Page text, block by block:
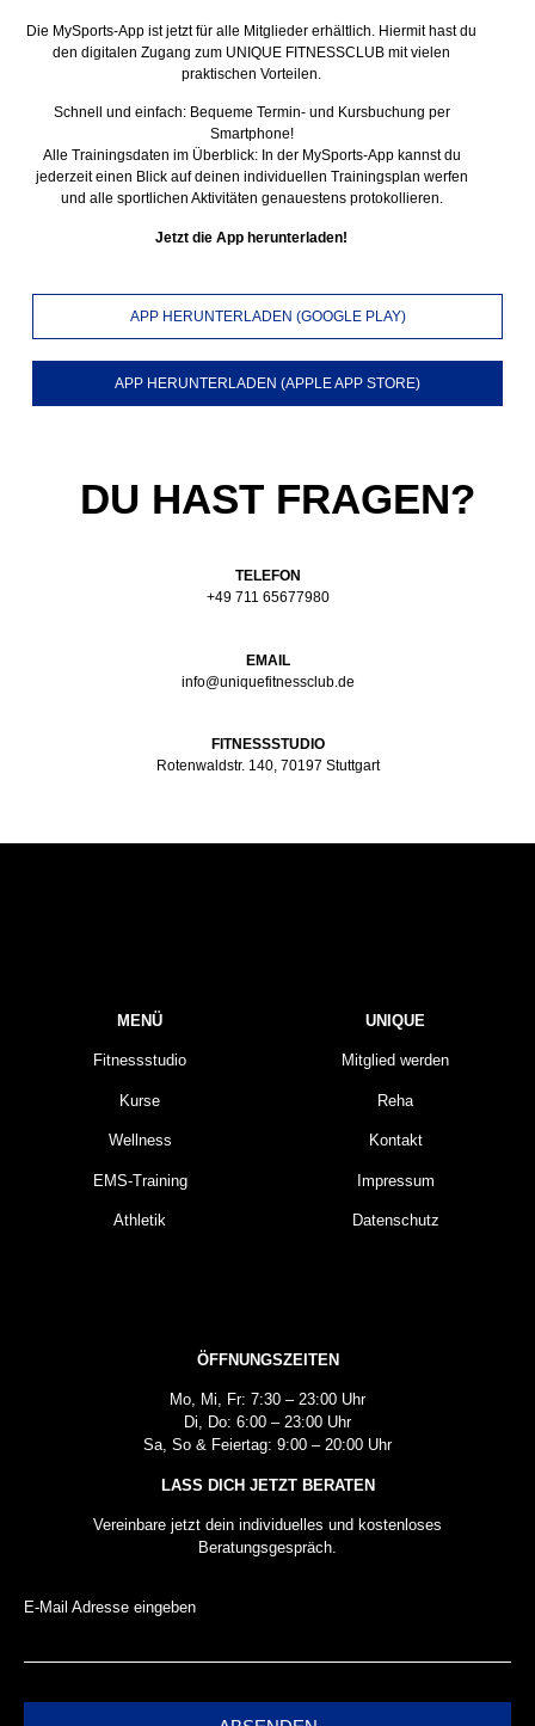
Die MySports-App ist jetzt für alle Mitglieder erhältlich. Hiermit hast du
den digitalen Zugang zum UNIQUE FITNESSCLUB mit vielen
praktischen Vorteilen.
Schnell und einfach: Bequeme Termin- und Kursbuchung per
Smartphone!
Alle Trainingsdaten im Überblick: In der MySports-App kannst du
jederzeit einen Blick auf deinen individuellen Trainingsplan werfen
und alle sportlichen Aktivitäten genauestens protokollieren.
Jetzt die App herunterladen!
APP HERUNTERLADEN (GOOGLE PLAY)
APP HERUNTERLADEN (APPLE APP STORE)
DU HAST FRAGEN?
TELEFON
+49 711 65677980
EMAIL
info@uniquefitnessclub.de
FITNESSSTUDIO
Rotenwaldstr. 140, 70197 Stuttgart
MENÜ
Fitnessstudio
Kurse
Wellness
EMS-Training
Athletik
UNIQUE
Mitglied werden
Reha
Kontakt
Impressum
Datenschutz
ÖFFNUNGSZEITEN
Mo, Mi, Fr: 7:30 – 23:00 Uhr
Di, Do: 6:00 – 23:00 Uhr
Sa, So & Feiertag: 9:00 – 20:00 Uhr
LASS DICH JETZT BERATEN
Vereinbare jetzt dein individuelles und kostenloses
Beratungsgespräch.
E-Mail Adresse eingeben